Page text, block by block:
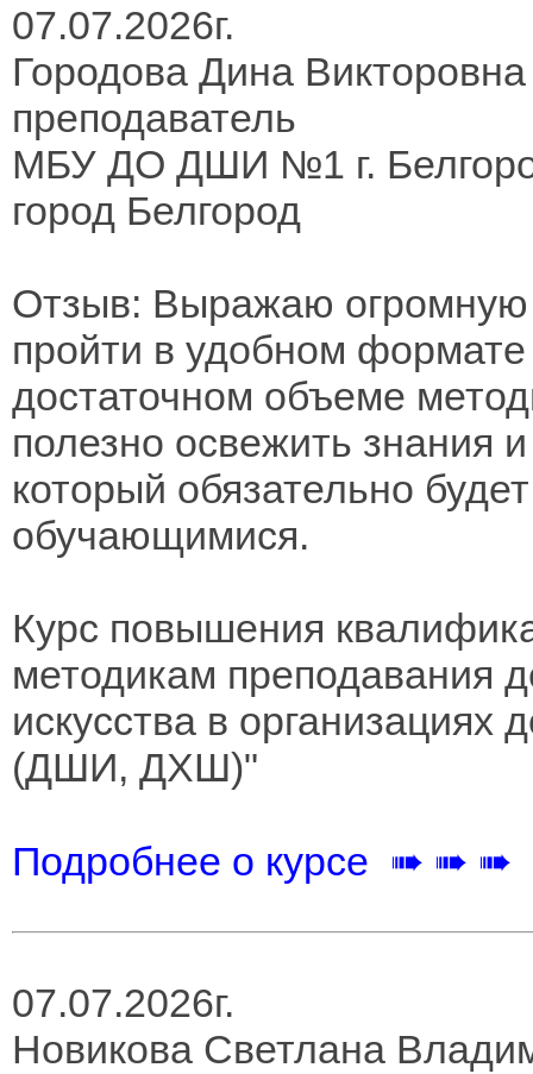
07.07.2026г.
Городова Дина Викторовна
преподаватель
МБУ ДО ДШИ №1 г.
город Белгород
Отзыв: Выражаю огромную
пройти в удобном
достаточном объеме
полезно освежить знания
который обязательно
обучающимися.
Курс повышения
методикам преподавания
искусства в организациях
(ДШИ, ДХШ)"
Подробнее о курсе ➠ ➠ ➠
07.07.2026г.
Новикова Светлана